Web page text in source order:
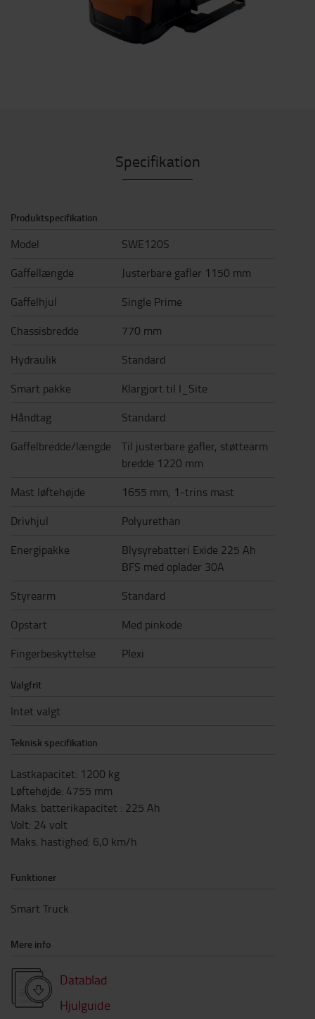
Specifikation
Produktspecifikation
Model
SWE120S
Gaffellængde
Justerbare gafler 1150 mm
Gaffelhjul
Single Prime
Chassisbredde
770 mm
Hydraulik
Standard
Smart pakke
Klargjort til I_Site
Håndtag
Standard
Gaffelbredde/længde
Til justerbare gafler, støttearm
bredde 1220 mm
Mast løftehøjde
1655 mm, 1-trins mast
Drivhjul
Polyurethan
Energipakke
Blysyrebatteri Exide 225 Ah
BFS med oplader 30A
Styrearm
Standard
Opstart
Med pinkode
Fingerbeskyttelse
Plexi
Valgfrit
Intet valgt
Teknisk specifikation
Lastkapacitet: 1200 kg
Løftehøjde: 4755 mm
Maks. batterikapacitet : 225 Ah
Volt: 24 volt
Maks. hastighed: 6,0 km/h
Funktioner
Smart Truck
Mere info
Datablad
Hjulguide